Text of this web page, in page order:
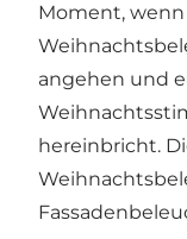
Moment, wenn
angehen und
hereinbricht.